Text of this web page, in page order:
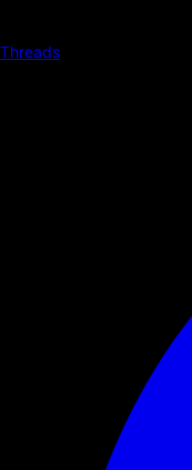
Threads